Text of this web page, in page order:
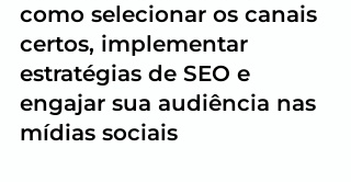
como selecionar os canais
certos, implementar
estratégias de SEO e
engajar sua audiência nas
mídias sociais